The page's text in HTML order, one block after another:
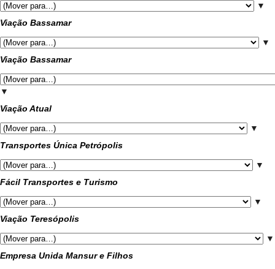
▼
Viação Bassamar
▼
Viação Bassamar
▼
Viação Atual
▼
Transportes Única Petrópolis
▼
Fácil Transportes e Turismo
▼
Viação Teresópolis
▼
Empresa Unida Mansur e Filhos